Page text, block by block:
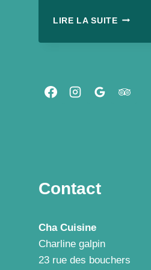
LIRE LA SUITELA
TANT
FAMEUX
Contact
Cha Cuisine
Charline galpin
23 rue des bouchers